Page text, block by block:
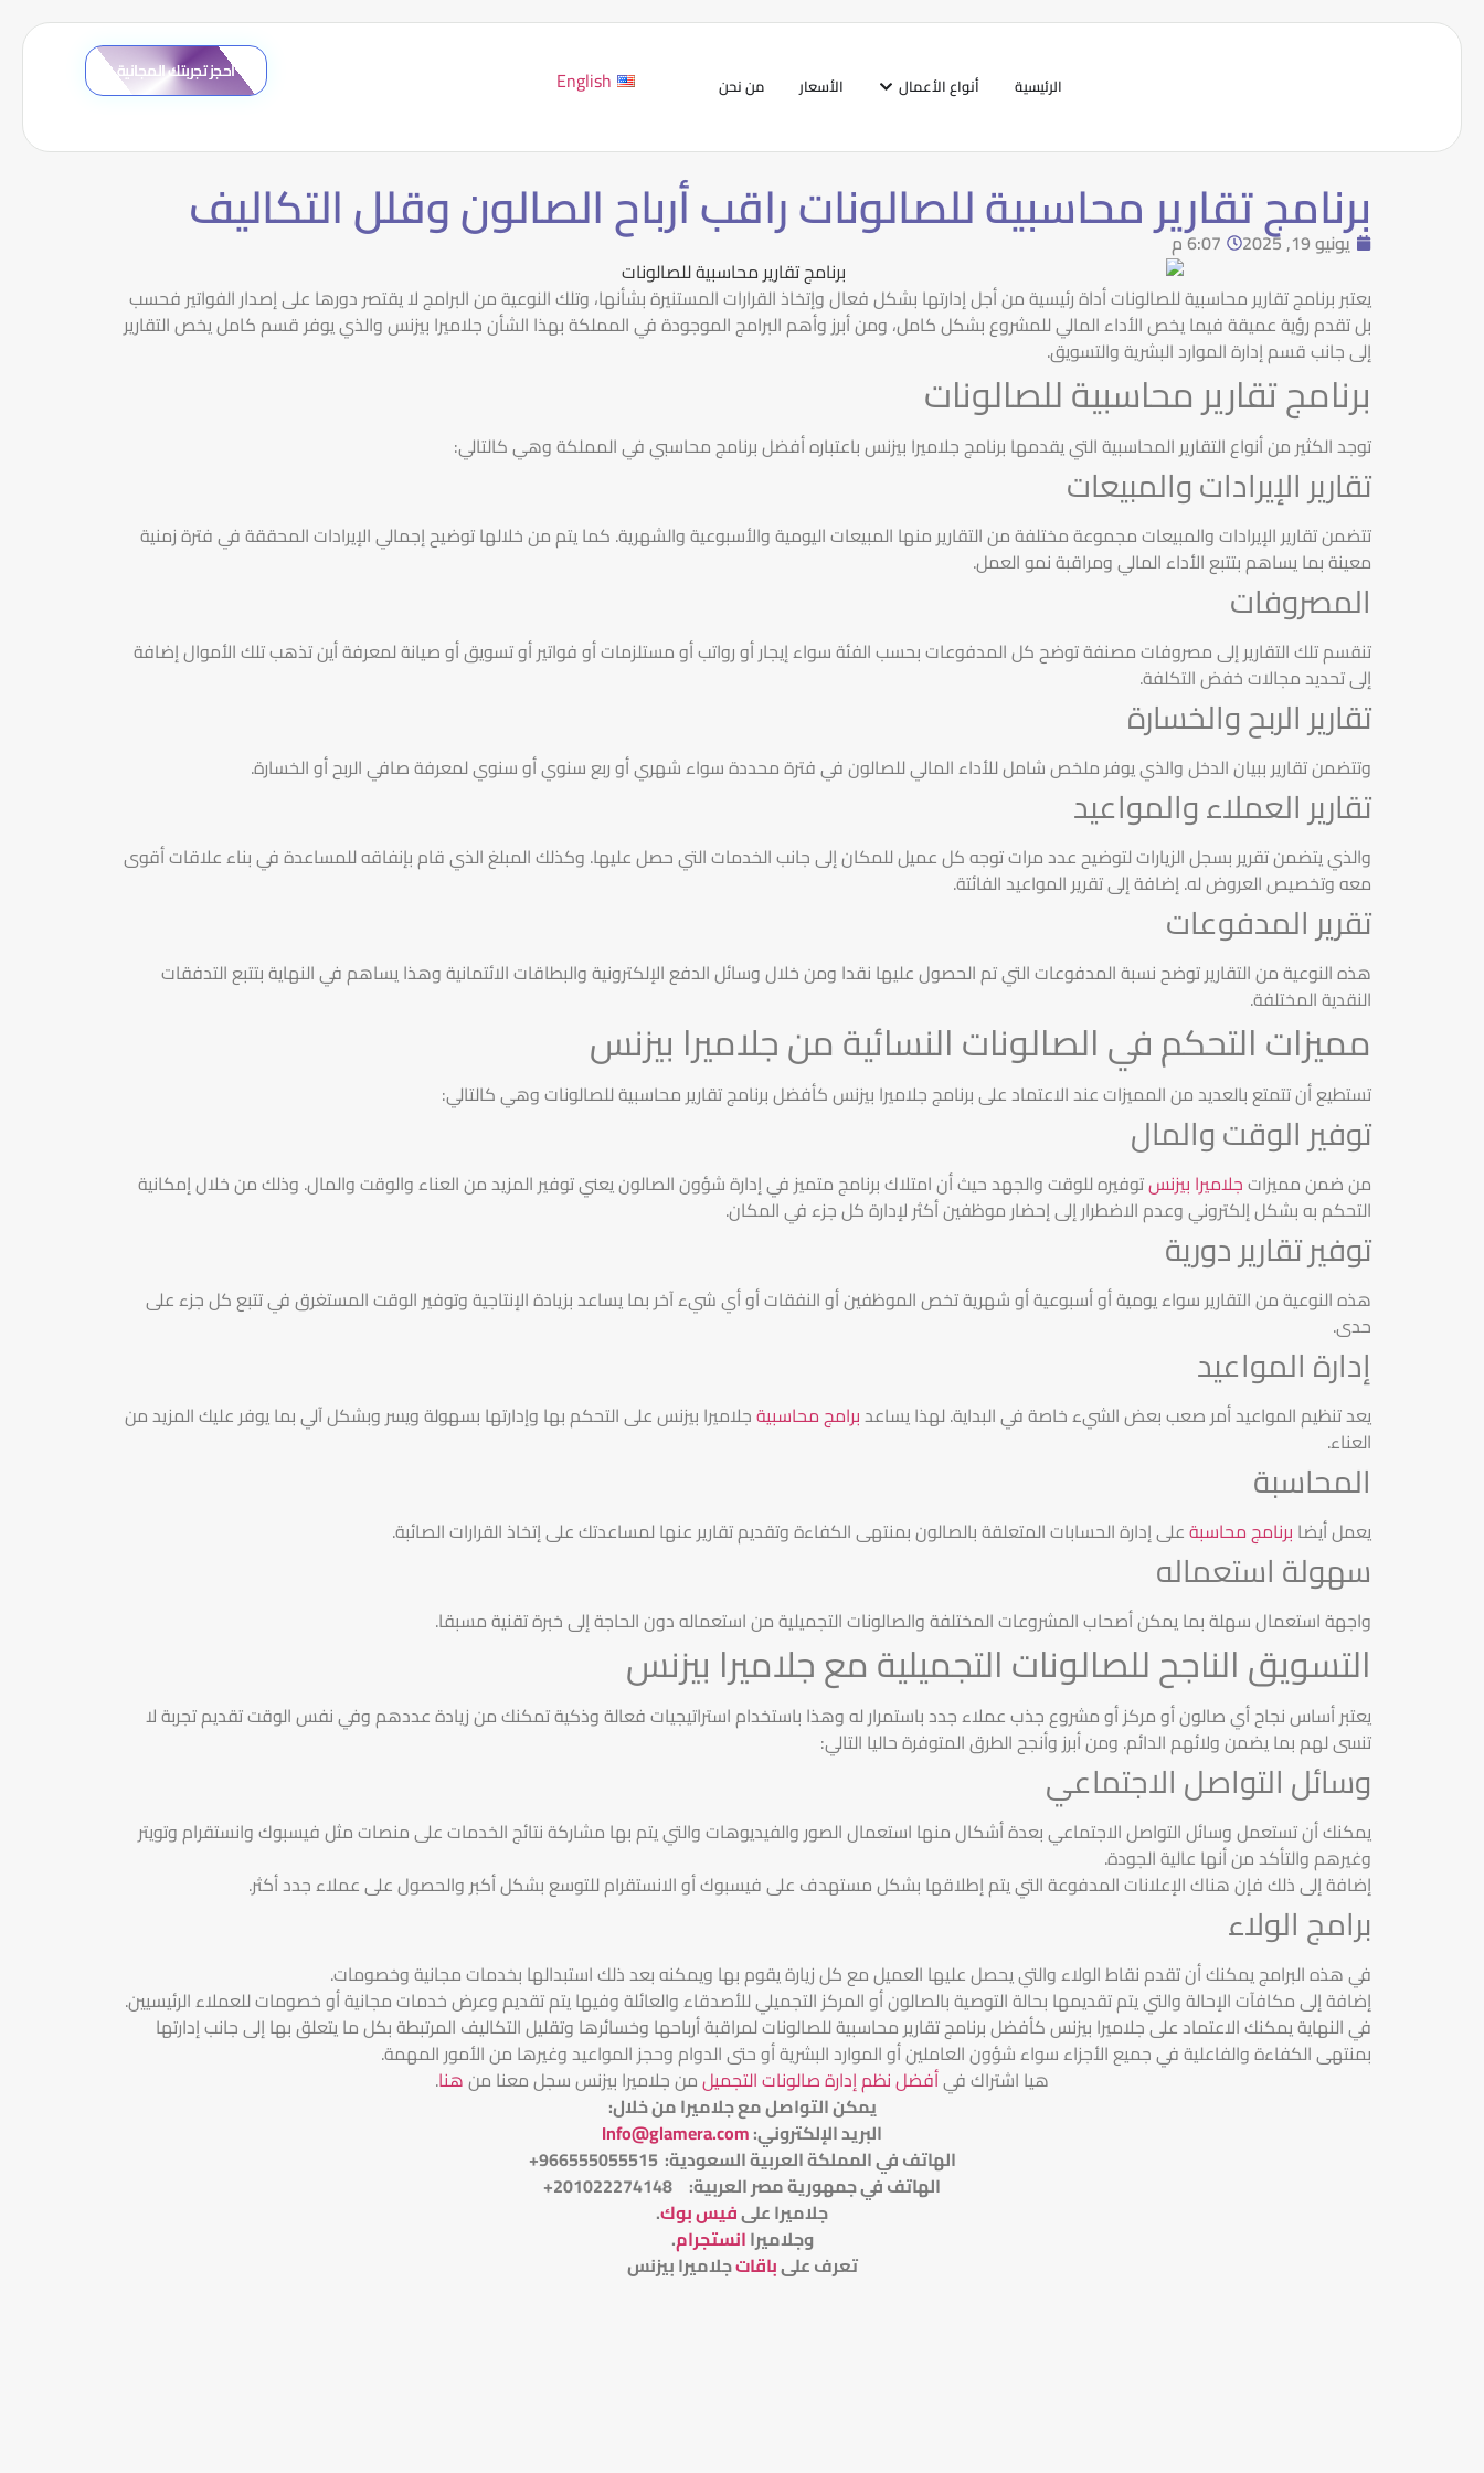
الرئيسية أنواع الأعمال الأسعار من نحن English احجز تجربتك المجانية
برنامج تقارير محاسبية للصالونات راقب أرباح الصالون وقلل التكاليف
يونيو 19, 2025
6:07 م
يعتبر برنامج تقارير محاسبية للصالونات أداة رئيسية من أجل إدارتها بشكل فعال وإتخاذ القرارات المستنيرة بشأنها، وتلك النوعية من البرامج لا يقتصر دورها على إصدار الفواتير فحسب
بل تقدم رؤية عميقة فيما يخص الأداء المالي للمشروع بشكل كامل، ومن أبرز وأهم البرامج الموجودة في المملكة بهذا الشأن جلاميرا بيزنس والذي يوفر قسم كامل يخص التقارير
إلى جانب قسم إدارة الموارد البشرية والتسويق.
برنامج تقارير محاسبية للصالونات
توجد الكثير من أنواع التقارير المحاسبية التي يقدمها برنامج جلاميرا بيزنس باعتباره أفضل برنامج محاسبي في المملكة وهي كالتالي:
تقارير الإيرادات والمبيعات
تتضمن تقارير الإيرادات والمبيعات مجموعة مختلفة من التقارير منها المبيعات اليومية والأسبوعية والشهرية. كما يتم من خلالها توضيح إجمالي الإيرادات المحققة في فترة زمنية
معينة بما يساهم بتتبع الأداء المالي ومراقبة نمو العمل.
المصروفات
تنقسم تلك التقارير إلى مصروفات مصنفة توضح كل المدفوعات بحسب الفئة سواء إيجار أو رواتب أو مستلزمات أو فواتير أو تسويق أو صيانة لمعرفة أين تذهب تلك الأموال إضافة
إلى تحديد مجالات خفض التكلفة.
تقارير الربح والخسارة
وتتضمن تقارير ببيان الدخل والذي يوفر ملخص شامل للأداء المالي للصالون في فترة محددة سواء شهري أو ربع سنوي أو سنوي لمعرفة صافي الربح أو الخسارة.
تقارير العملاء والمواعيد
والذي يتضمن تقرير بسجل الزيارات لتوضيح عدد مرات توجه كل عميل للمكان إلى جانب الخدمات التي حصل عليها. وكذلك المبلغ الذي قام بإنفاقه للمساعدة في بناء علاقات أقوى
معه وتخصيص العروض له. إضافة إلى تقرير المواعيد الفائتة.
تقرير المدفوعات
هذه النوعية من التقارير توضح نسبة المدفوعات التي تم الحصول عليها نقدا ومن خلال وسائل الدفع الإلكترونية والبطاقات الائتمانية وهذا يساهم في النهاية بتتبع التدفقات
النقدية المختلفة.
مميزات التحكم في الصالونات النسائية من جلاميرا بيزنس
تستطيع أن تتمتع بالعديد من المميزات عند الاعتماد على برنامج جلاميرا بيزنس كأفضل برنامج تقارير محاسبية للصالونات وهي كالتالي:
توفير الوقت والمال
من ضمن مميزاتجلاميرا بيزنستوفيره للوقت والجهد حيث أن امتلاك برنامج متميز في إدارة شؤون الصالون يعني توفير المزيد من العناء والوقت والمال. وذلك من خلال إمكانية
التحكم به بشكل إلكتروني وعدم الاضطرار إلى إحضار موظفين أكثر لإدارة كل جزء في المكان.
توفير تقارير دورية
هذه النوعية من التقارير سواء يومية أو أسبوعية أو شهرية تخص الموظفين أو النفقات أو أي شيء آخر بما يساعد بزيادة الإنتاجية وتوفير الوقت المستغرق في تتبع كل جزء على
حدى.
إدارة المواعيد
يعد تنظيم المواعيد أمر صعب بعض الشيء خاصة في البداية. لهذا يساعدبرامج محاسبيةجلاميرا بيزنس على التحكم بها وإدارتها بسهولة ويسر وبشكل آلي بما يوفر عليك المزيد من
العناء.
المحاسبة
يعمل أيضا برنامج محاسبةعلى إدارة الحسابات المتعلقة بالصالون بمنتهى الكفاءة وتقديم تقارير عنها لمساعدتك على إتخاذ القرارات الصائبة.
سهولة استعماله
واجهة استعمال سهلة بما يمكن أصحاب المشروعات المختلفة والصالونات التجميلية من استعماله دون الحاجة إلى خبرة تقنية مسبقا.
التسويق الناجح للصالونات التجميلية مع جلاميرا بيزنس
يعتبر أساس نجاح أي صالون أو مركز أو مشروع جذب عملاء جدد باستمرار له وهذا باستخدام استراتيجيات فعالة وذكية تمكنك من زيادة عددهم وفي نفس الوقت تقديم تجربة لا
تنسى لهم بما يضمن ولائهم الدائم. ومن أبرز وأنجح الطرق المتوفرة حاليا التالي:
وسائل التواصل الاجتماعي
يمكنك أن تستعمل وسائل التواصل الاجتماعي بعدة أشكال منها استعمال الصور والفيديوهات والتي يتم بها مشاركة نتائج الخدمات على منصات مثل فيسبوك وانستقرام وتويتر
وغيرهم والتأكد من أنها عالية الجودة.
إضافة إلى ذلك فإن هناك الإعلانات المدفوعة التي يتم إطلاقها بشكل مستهدف على فيسبوك أو الانستقرام للتوسع بشكل أكبر والحصول على عملاء جدد أكثر.
برامج الولاء
في هذه البرامج يمكنك أن تقدم نقاط الولاء والتي يحصل عليها العميل مع كل زيارة يقوم بها ويمكنه بعد ذلك استبدالها بخدمات مجانية وخصومات.
إضافة إلى مكافآت الإحالة والتي يتم تقديمها بحالة التوصية بالصالون أو المركز التجميلي للأصدقاء والعائلة وفيها يتم تقديم وعرض خدمات مجانية أو خصومات للعملاء الرئيسيين.
في النهاية يمكنك الاعتماد على جلاميرا بيزنس كأفضل برنامج تقارير محاسبية للصالونات لمراقبة أرباحها وخسائرها وتقليل التكاليف المرتبطة بكل ما يتعلق بها إلى جانب إدارتها
بمنتهى الكفاءة والفاعلية في جميع الأجزاء سواء شؤون العاملين أو الموارد البشرية أو حتى الدوام وحجز المواعيد وغيرها من الأمور المهمة.
هيا اشتراك فيأفضل نظم إدارة صالونات التجميلمن جلاميرا بيزنس سجل معنا منهنا.
يمكن التواصل مع جلاميرا من خلال:
البريد الإلكتروني:
Info@glamera.com
الهاتف في المملكة العربية السعودية: 966555055515+
الهاتف في جمهورية مصر العربية: 201022274148+
جلاميرا علىفيس بوك.
وجلاميراانستجرام.
تعرف علىباقاتجلاميرا بيزنس